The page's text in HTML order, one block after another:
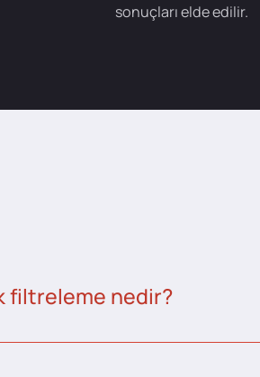
sonuçları elde edilir.
filtreleme nedir?